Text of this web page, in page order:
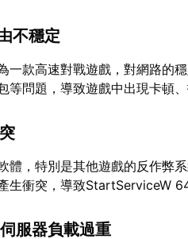
不穩定
一款高速對戰遊戲，對網路的
等問題，導致遊戲中出現卡頓、
體，特別是其他遊戲的反作弊
生衝突，導致StartServiceW
服器負載過重